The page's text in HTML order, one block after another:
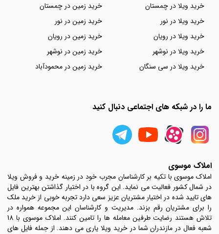
خرید ویلا در چمستان
خرید ویلا در نور
خرید ویلا در رویان
خرید ویلا در نوشهر
خرید ویلا در سی سنگان
خرید زمین در چمستان
خرید زمین در نور
خرید زمین در رویان
خرید زمین در نوشهر
خرید زمین در محمودآباد
ما را در شبکه های اجتماعی دنبال کنید
املاک موسوی
املاک موسوی با تکیه بر کارشناسان مجرب خود در زمینه خرید و فروش ویلا
در شمال کشور فعالیت می نماید. این گروه با در اختیار گذاشتن بهترین فایل
های تایید شده در اختیار مشتریان عزیز سعی دارد تجربه خوبی از خرید ملک
را برای مشتریان رقم بزند. مدیریت و کارشناسان این مجموعه همواره در
تلاش هستند رضایت طرفین معامله ها را تامین کنند. املاک موسوی با 18
شعبه فعال در مازندران شما در خرید ویلا یاری می دهند. از جمله فایل های